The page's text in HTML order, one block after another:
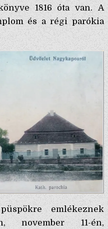
1816 óta van. A
és a régi parókia
emlékeznek
november 11-én,